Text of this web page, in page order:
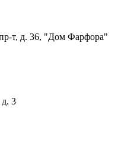
т, д. 36, "Дом Фарфора"
3